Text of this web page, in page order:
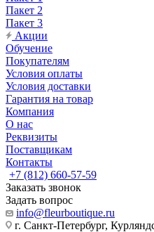
Пакет 2
Пакет 3
Акции
Обучение
Покупателям
Условия оплаты
Условия доставки
Гарантия на товар
Компания
О нас
Реквизиты
Поставщикам
Контакты
+7 (812) 660-57-59
Заказать звонок
Задать вопрос
info@fleurboutique.ru
г. Санкт-Петербург,